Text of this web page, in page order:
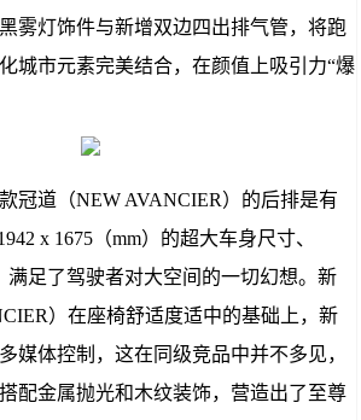
雾灯饰件与新增双边四出排气管，将跑
城市元素完美结合，在颜值上吸引力“爆
冠道（NEW AVANCIER）的后排是有
x 1675（mm）的超大车身尺寸、
满足了驾驶者对大空间的一切幻想。新
）在座椅舒适度适中的基础上，新
媒体控制，这在同级竞品中并不多见，
配金属抛光和木纹装饰，营造出了至尊